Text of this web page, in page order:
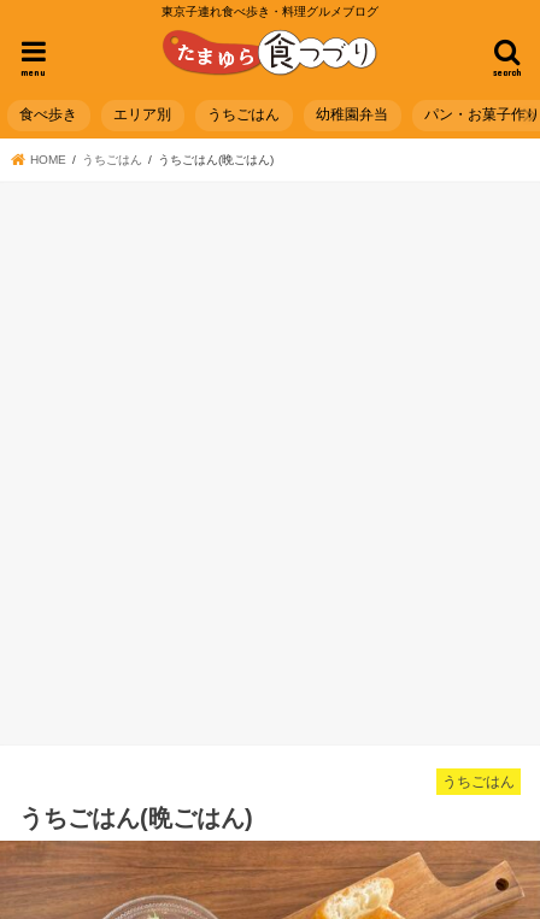
東京子連れ食べ歩き・料理グルメブログ
search
menu
食べ歩き エリア別 うちごはん 幼稚園弁当 パン・お菓子作り
HOME うちごはん うちごはん(晩ごはん)
うちごはん
うちごはん(晩ごはん)